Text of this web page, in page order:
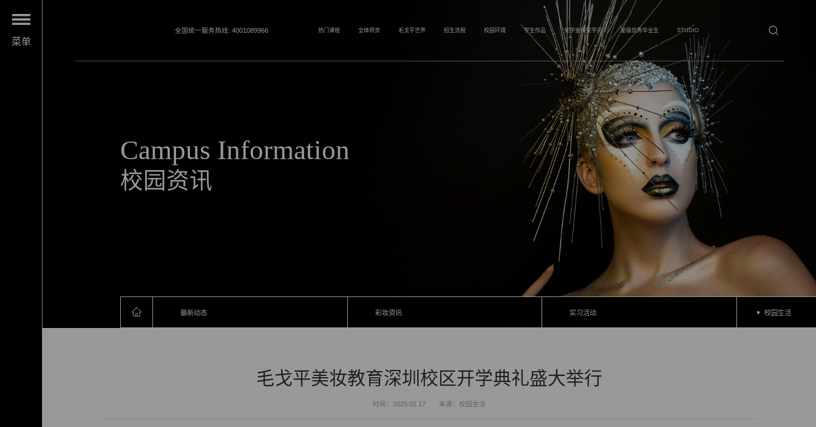
菜单
全国统一服务热线: 4001089966 热门课程 全体师资 毛戈平世界 招生流程 校园环境 学生作品 奖学金获奖学员 星级优秀毕业生 STUDIO
Campus Information
校园资讯
最新动态 彩妆资讯 实习活动 校园生活
毛戈平美妆教育深圳校区开学典礼盛大举行
时间：2025.02.17 来源：校园生活